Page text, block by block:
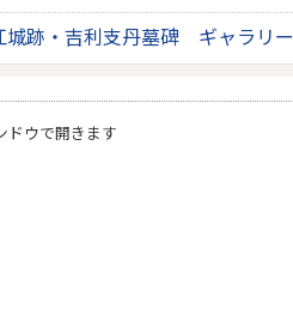
城跡・吉利支丹墓碑 ギャラリー
ドウで開きます